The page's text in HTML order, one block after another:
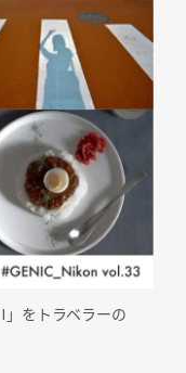
をトラベラーの